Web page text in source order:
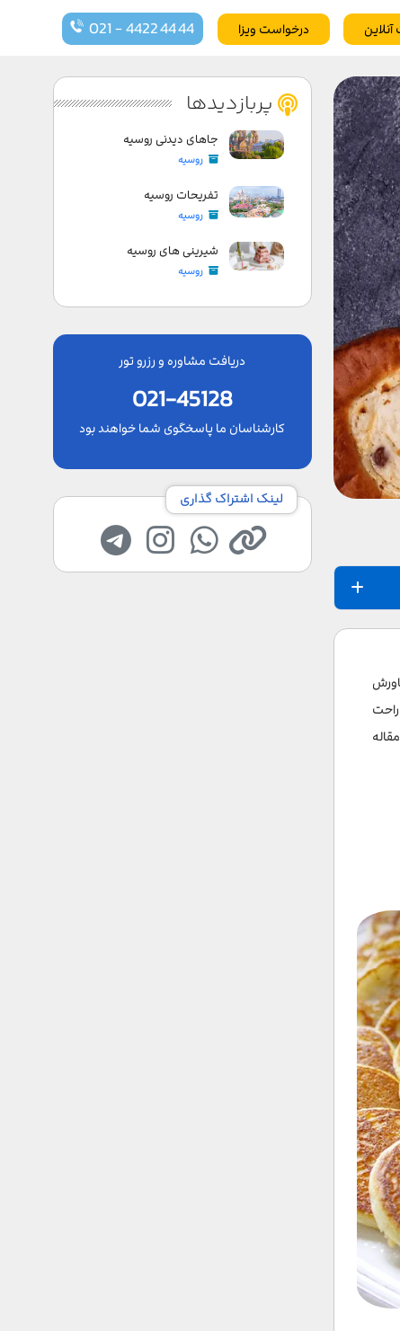
درخواست ویزا 021 - 4422 44 44
پربازدیدها
جاهای دیدنی روسیه
روسیه
تفریحات روسیه
روسیه
شیرینی های روسیه
روسیه
دریافت مشاوره و رزرو تور
021-45128
کارشناسان ما پاسخگوی شما خواهند بود
لینک اشتراک گذاری